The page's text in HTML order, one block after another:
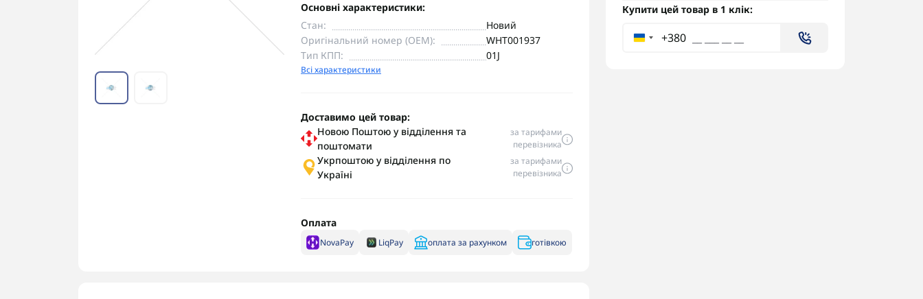
Купити цей товар в 1 клік:
+380
Основні характеристики:
Стан:
Новий
Оригінальний номер (OEM):
WHT001937
Тип КПП:
01J
Всі характеристики
Доставимо цей товар:
Новою Поштою у відділення та
поштомати
за тарифами
перевізника
Укрпоштою у відділення по
Україні
за тарифами
перевізника
Оплата
NovaPay LiqPay оплата за рахунком готівкою